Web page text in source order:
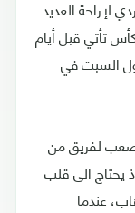
لإراحة العديد
تأتي قبل أيام
السبت في
لفريق من
يحتاج الى قلب
عندما